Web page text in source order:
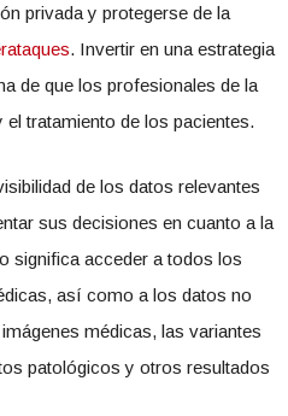
privada y protegerse de la
. Invertir en una estrategia
de que los profesionales de la
tratamiento de los pacientes.
de los datos relevantes
sus decisiones en cuanto a la
significa acceder a todos los
así como a los datos no
médicas, las variantes
patológicos y otros resultados